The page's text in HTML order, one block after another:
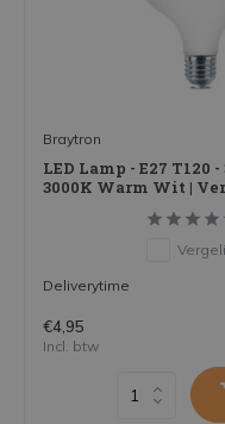
Braytron
LED Lamp - E27 T120
3000K Warm Wit |
Deliverytime
€4,95
Incl. btw